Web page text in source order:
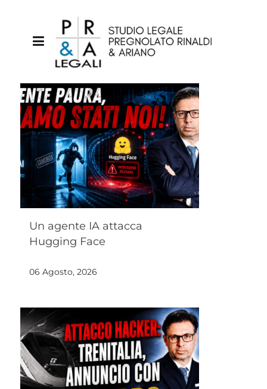
Un agente IA attacca
Hugging Face
06 Agosto, 2026